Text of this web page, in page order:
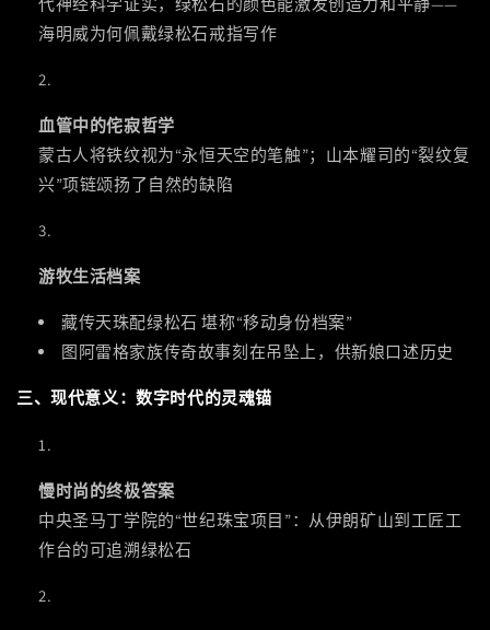
海明威为何佩戴绿松石戒指写作
血管中的侘寂哲学
蒙古人将铁纹视为“永恒天空的笔触”；山本耀司的“裂纹复
兴”项链颂扬了自然的缺陷
游牧生活档案
藏传天珠配绿松石 堪称“移动身份档案”
图阿雷格家族传奇故事刻在吊坠上，供新娘口述历史
三、现代意义：数字时代的灵魂锚
慢时尚的终极答案
中央圣马丁学院的“世纪珠宝项目”：从伊朗矿山到工匠工
作台的可追溯绿松石